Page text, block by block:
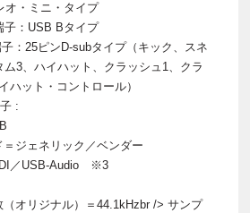
・ミニ・タイプ
：USB Bタイプ
：25ピンD-subタイプ（キック、スネ
3、ハイハット、クラッシュ1、クラ
ハット・コントロール）
:
ジェネリック／ベンダー
／USB-Audio ※3
オリジナル）＝44.1kHzbr /> サンプ